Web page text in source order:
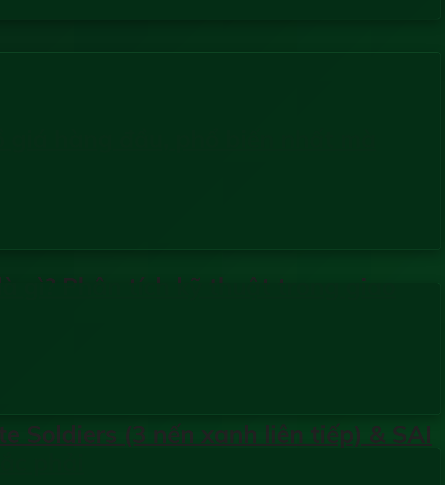
hàng đầu, phổ biến nhất mà
gì? Phân tích kỹ thuật trong giao
Soldiers (3 nến xanh liên tiếp) & SAI
phải